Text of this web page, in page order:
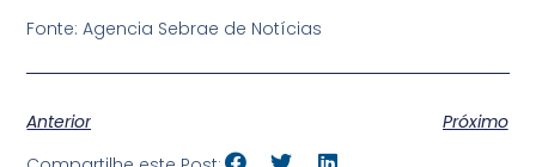
Fonte: Agencia Sebrae de Notícias
Anterior
Próximo